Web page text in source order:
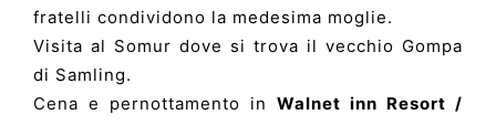
fratelli condividono la medesima moglie.
Visita al Somur dove si trova il vecchio Gompa
di Samling.
Cena e pernottamento in Walnet inn Resort /